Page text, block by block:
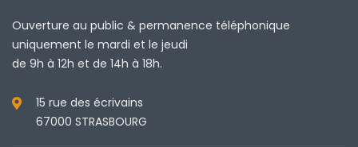
Ouverture au public & permanence téléphonique
uniquement le mardi et le jeudi
de 9h à 12h et de 14h à 18h.
15 rue des écrivains
67000 STRASBOURG